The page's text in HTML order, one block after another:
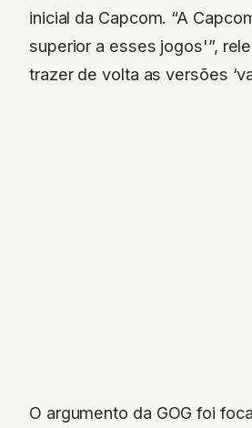
inicial da Capcom. “A
superior a esses jogos'”,
trazer de volta as versões
O argumento da GOG foi